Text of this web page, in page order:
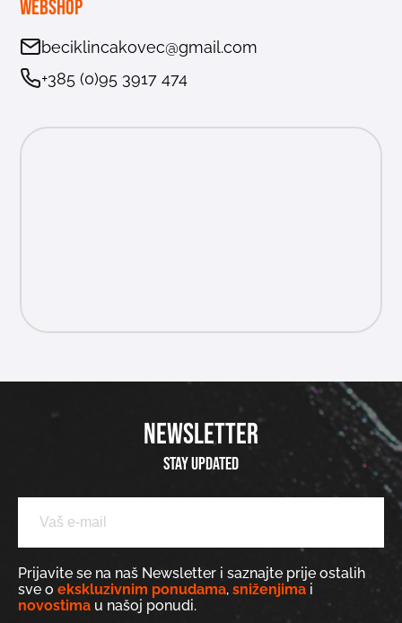
Webshop
beciklincakovec@gmail.com
+385 (0)95 3917 474
NEWSLETTER
Stay updated
Prijavite se na naš Newsletter i saznajte prije ostalih
sve o ekskluzivnim ponudama, sniženjima i
novostima u našoj ponudi.